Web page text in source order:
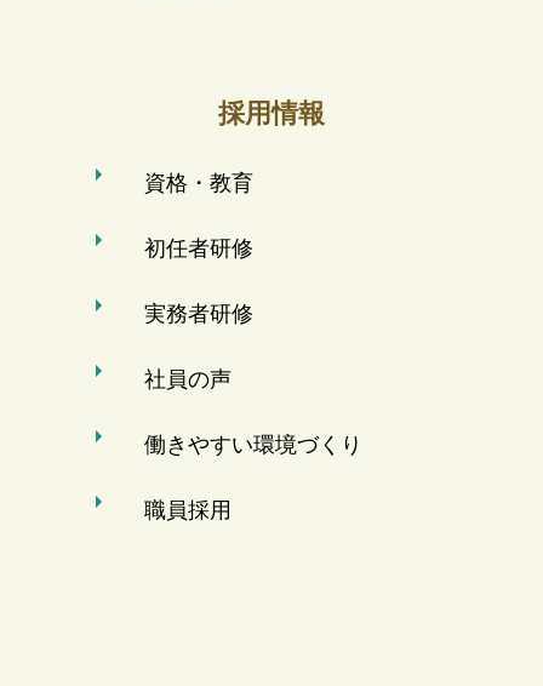
採用情報
資格・教育
初任者研修
実務者研修
社員の声
働きやすい環境づくり
職員採用